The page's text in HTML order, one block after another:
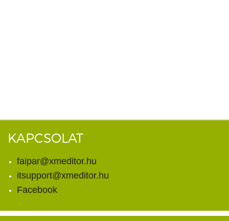
KAPCSOLAT
faipar@xmeditor.hu
itsupport@xmeditor.hu
Facebook